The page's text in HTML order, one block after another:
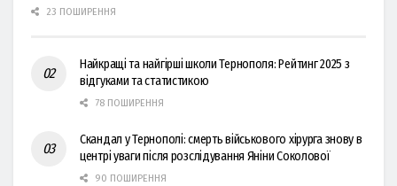
23 ПОШИРЕННЯ
Найкращі та найгірші школи Тернополя: Рейтинг 2025 з
відгуками та статистикою
78 ПОШИРЕННЯ
Скандал у Тернополі: смерть військового хірурга знову в
центрі уваги після розслідування Яніни Соколової
90 ПОШИРЕННЯ